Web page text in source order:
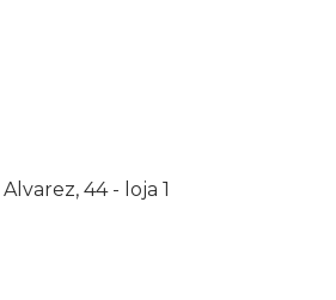
44 - loja 1